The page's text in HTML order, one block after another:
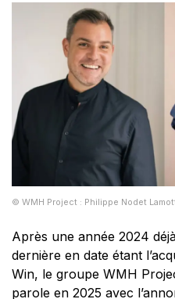
© WMH Project : Philippe Nodet
Après une année 2024
dernière en date étant
Win, le groupe WMH
parole en 2025 avec